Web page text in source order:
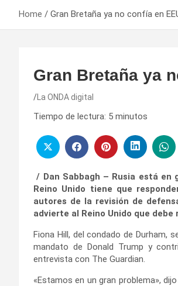
Home Gran Bretaña ya no confía en
Gran Bretaña ya
La ONDA digital
Tiempo de lectura: 5 minutos
/ Dan Sabbagh – Rusia está en
Reino Unido tiene que
autores de la revisión de
advierte al Reino Unido que
Fiona Hill, del condado de Durham,
mandato de Donald Trump y
entrevista con The Guardian.
«Estamos en un gran problema»,